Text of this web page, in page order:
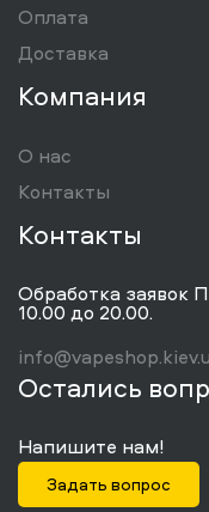
Оплата
Доставка
Компания
О нас
Контакты
Контакты
Обработка заявок
10.00 до 20.00.
Остались
Напишите нам!
Задать вопрос